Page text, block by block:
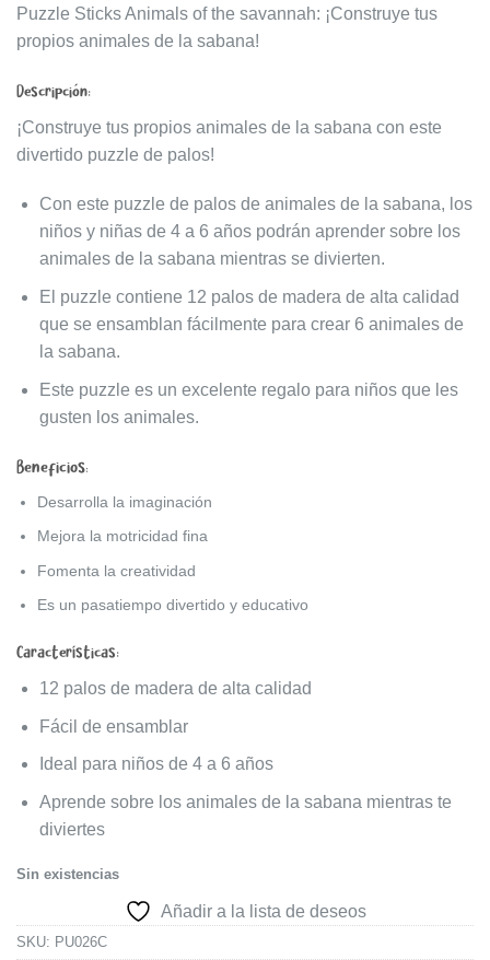
era:
$1.198.
es:
$1.018.
Puzzle Sticks Animals of the savannah: ¡Construye tus
propios animales de la sabana!
Descripción:
¡Construye tus propios animales de la sabana con este
divertido puzzle de palos!
Con este puzzle de palos de animales de la sabana, los
niños y niñas de 4 a 6 años podrán aprender sobre los
animales de la sabana mientras se divierten.
El puzzle contiene 12 palos de madera de alta calidad
que se ensamblan fácilmente para crear 6 animales de
la sabana.
Este puzzle es un excelente regalo para niños que les
gusten los animales.
Beneficios:
Desarrolla la imaginación
Mejora la motricidad fina
Fomenta la creatividad
Es un pasatiempo divertido y educativo
Características:
12 palos de madera de alta calidad
Fácil de ensamblar
Ideal para niños de 4 a 6 años
Aprende sobre los animales de la sabana mientras te
diviertes
Sin existencias
Añadir a la lista de deseos
SKU: PU026C